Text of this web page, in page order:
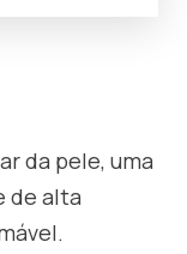
da pele, uma
de alta